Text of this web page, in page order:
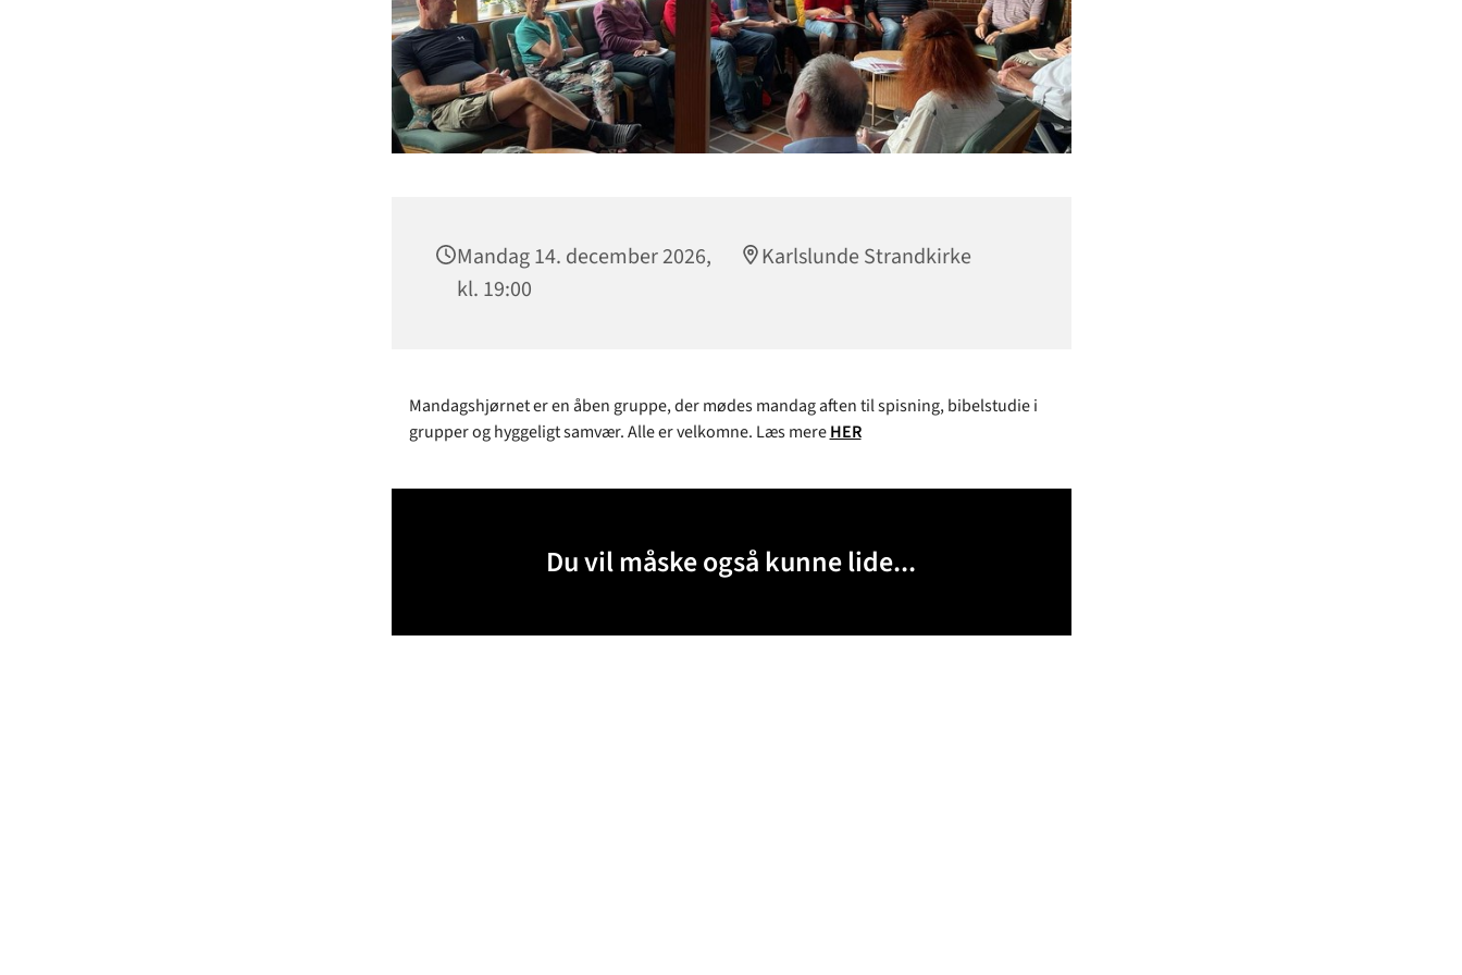
Mandag 14. december 2026,
kl. 19:00
Karlslunde Strandkirke
Mandagshjørnet er en åben gruppe, der mødes mandag aften til spisning, bibelstudie i
grupper og hyggeligt samvær. Alle er velkomne. Læs mereHER
Du vil måske også kunne lide...